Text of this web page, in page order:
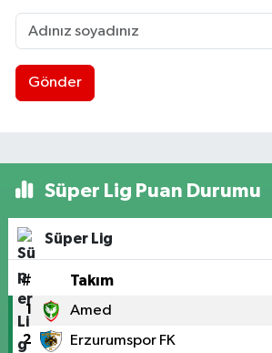
Gönder
Süper Lig Puan Durumu
Süper Lig
# Takım
1 Amed
2 Erzurumspor FK